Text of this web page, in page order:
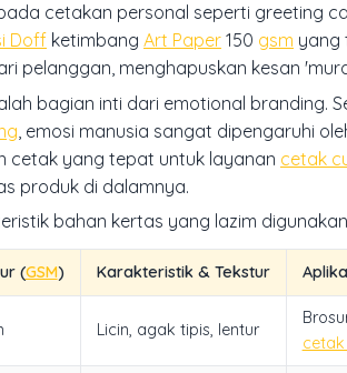
cetakan personal seperti greeting
Doff ketimbang Art Paper 150 gsm yang
pelanggan, menghapuskan kesan
bagian inti dari emotional branding.
, emosi manusia sangat dipengaruhi
cetak yang tepat untuk layanan cetak
produk di dalamnya.
bahan kertas yang lazim
(GSM) Karakteristik & Tekstur
Licin, agak tipis, lentur